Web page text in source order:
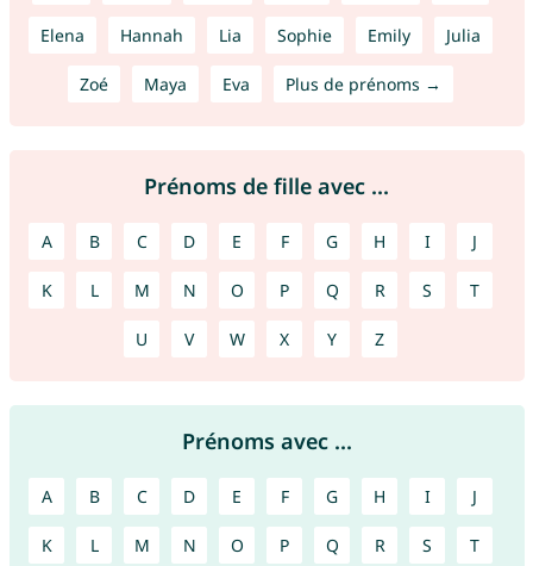
Elena Hannah Lia Sophie Emily Julia
Zoé Maya Eva Plus de prénoms →
Prénoms de fille avec ...
A B C D E F G H I J
K L M N O P Q R S T
U V W X Y Z
Prénoms avec ...
A B C D E F G H I J
K L M N O P Q R S T